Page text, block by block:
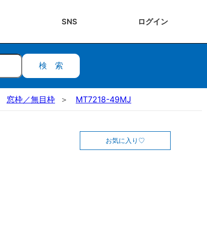
SNS ログイン
検索
窓枠／無目枠 MT7218-49MJ
お気に入り